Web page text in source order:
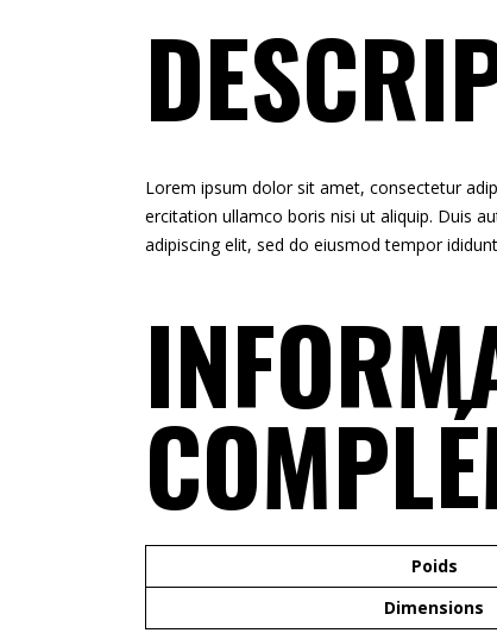
Lorem ipsum dolor sit amet, consectetur
ercitation ullamco boris nisi ut aliquip. Duis
adipiscing elit, sed do eiusmod tempor
Poids
Dimensions